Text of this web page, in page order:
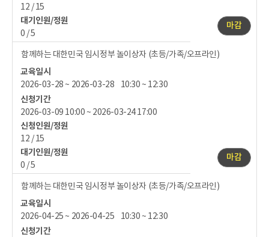
12 / 15
대기인원/정원
0 / 5
마감
함께하는 대한민국 임시정부 놀이상자 (초등/가족/오프라인)
교육일시
2026-03-28 ~ 2026-03-28 10:30 ~ 12:30
신청기간
2026-03-09 10:00 ~ 2026-03-24 17:00
신청인원/정원
12 / 15
대기인원/정원
0 / 5
마감
함께하는 대한민국 임시정부 놀이상자 (초등/가족/오프라인)
교육일시
2026-04-25 ~ 2026-04-25 10:30 ~ 12:30
신청기간